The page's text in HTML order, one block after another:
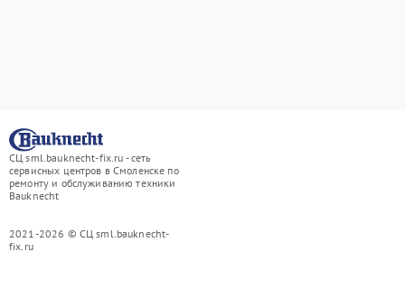
СЦ sml.bauknecht-fix.ru - сеть
сервисных центров в Смоленске по
ремонту и обслуживанию техники
Bauknecht
2021-2026 © СЦ sml.bauknecht-
fix.ru